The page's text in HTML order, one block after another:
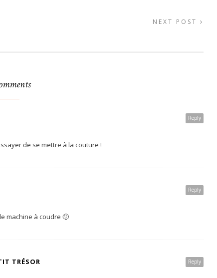
NEXT POST
Reply
de se mettre à la couture !
Reply
machine à coudre 🙂
Reply
TRÉSOR